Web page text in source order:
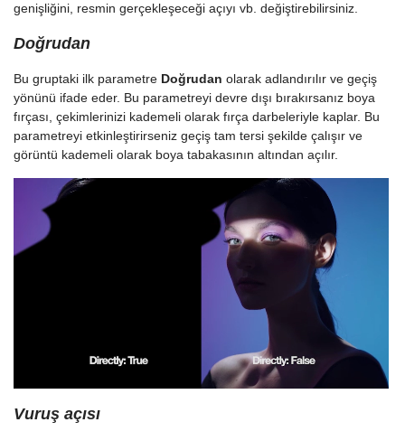
genişliğini, resmin gerçekleşeceği açıyı vb. değiştirebilirsiniz.
Doğrudan
Bu gruptaki ilk parametre Doğrudan olarak adlandırılır ve geçiş
yönünü ifade eder. Bu parametreyi devre dışı bırakırsanız boya
fırçası, çekimlerinizi kademeli olarak fırça darbeleriyle kaplar. Bu
parametreyi etkinleştirirseniz geçiş tam tersi şekilde çalışır ve
görüntü kademeli olarak boya tabakasının altından açılır.
Vuruş açısı